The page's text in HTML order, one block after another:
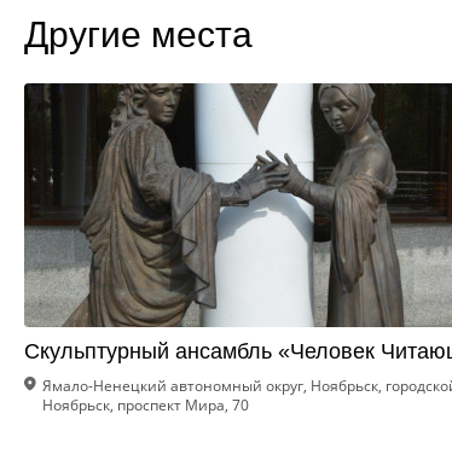
Другие места
Скульптурный ансамбль «Человек
Ямало-Ненецкий автономный округ, Ноябрьск,
Ноябрьск, проспект Мира, 70